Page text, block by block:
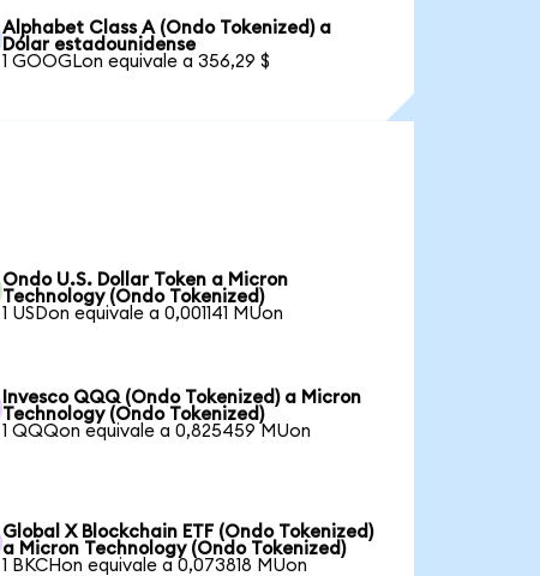
Alphabet Class A (Ondo Tokenized) a
Dólar estadounidense
1 GOOGLon equivale a 356,29 $
Ondo U.S. Dollar Token a Micron
Technology (Ondo Tokenized)
1 USDon equivale a 0,001141 MUon
Invesco QQQ (Ondo Tokenized) a Micron
Technology (Ondo Tokenized)
1 QQQon equivale a 0,825459 MUon
Global X Blockchain ETF (Ondo Tokenized)
a Micron Technology (Ondo Tokenized)
1 BKCHon equivale a 0,073818 MUon